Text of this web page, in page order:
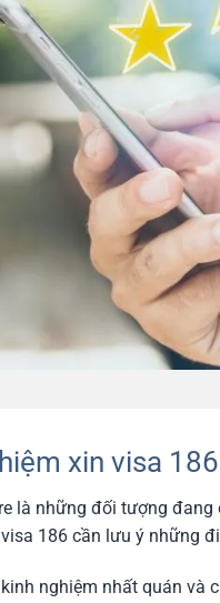
xin visa
là những đối tượng đang
186 cần lưu ý những
nghiệm nhất quán và